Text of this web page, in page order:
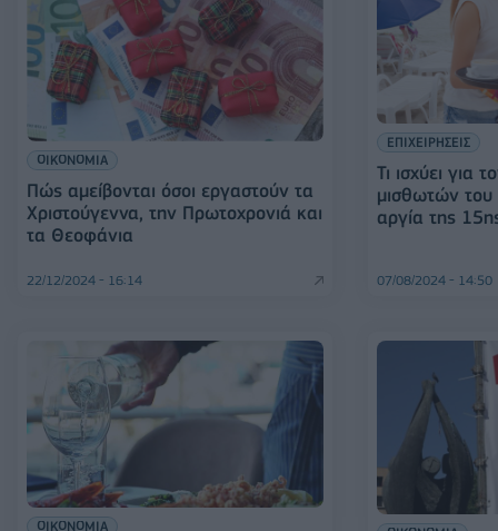
ΟΙΚΟΝΟΜΙΑ
Πώς αμείβονται όσοι εργαστούν τα
Χριστούγεννα, την Πρωτοχρονιά και
τα Θεοφάνια
22/12/2024 - 16:14
ΕΠΙΧΕΙΡΗΣΕΙΣ
Τι ισχύει για
μισθωτών του
αργία της
07/08/2024 - 14:50
ΟΙΚΟΝΟΜΙΑ